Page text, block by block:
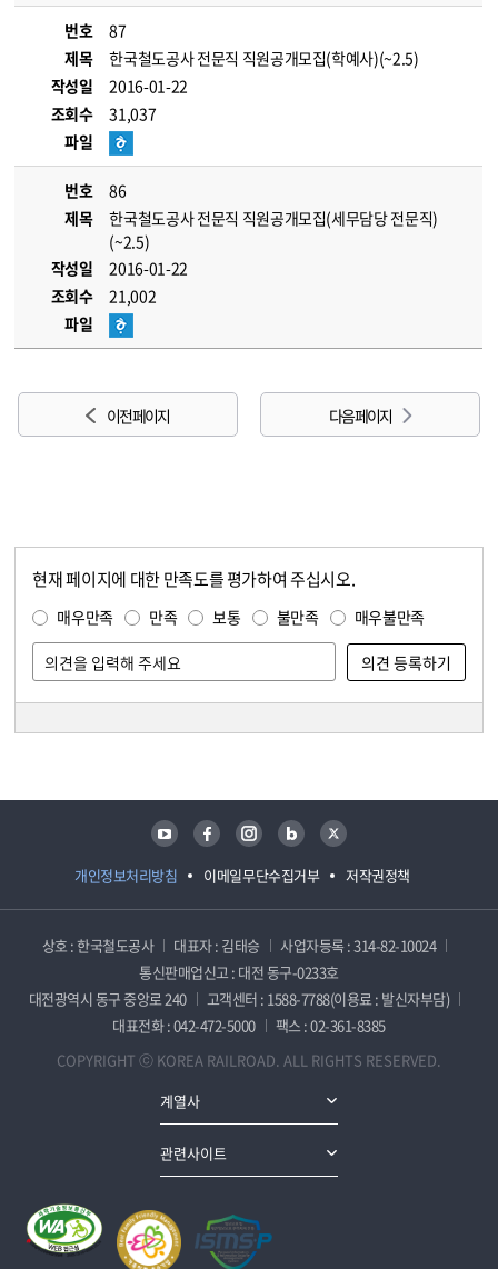
번호
87
제목
한국철도공사 전문직 직원공개모집(학예사)(~2.5)
작성일
2016-01-22
조회수
31,037
파일
번호
86
제목
한국철도공사 전문직 직원공개모집(세무담당 전문직)
(~2.5)
작성일
2016-01-22
조회수
21,002
파일
이전 페이지 다음 페이지
현재 페이지에 대한 만족도를 평가하여 주십시오.
매우만족 만족 보통 불만족 매우불만족
개인정보처리방침 이메일무단수집거부 저작권정책
유튜브 페이스북 인스타그램 블로그 트위터
상호 : 한국철도공사 대표자 : 김태승
사업자등록 : 314-82-10024
통신판매업신고 : 대전 동구-0233호
대전광역시 동구 중앙로 240
고객센터 : 1588-7788(이용료 : 발신자부담)
대표전화 : 042-472-5000
팩스 : 02-361-8385
COPYRIGHT ⓒ KOREA RAILROAD. ALL RIGHTS RESERVED.
계열사
관련사이트